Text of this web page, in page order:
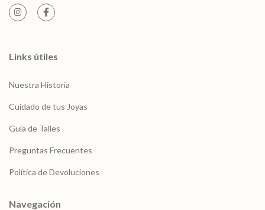
Links útiles
Nuestra Historia
Cuidado de tus Joyas
Guía de Talles
Preguntas Frecuentes
Política de Devoluciones
Navegación